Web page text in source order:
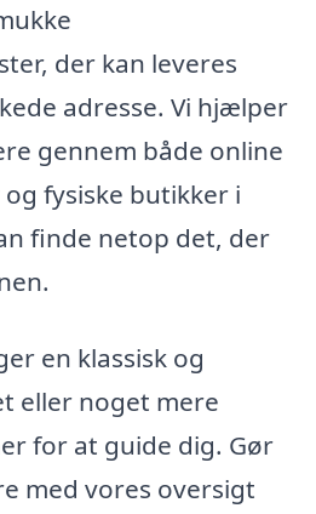
der kan leveres
adresse. Vi hjælper
gennem både online
fysiske butikker i
finde netop det, der
en klassisk og
eller noget mere
for at guide dig. Gør
med vores oversigt